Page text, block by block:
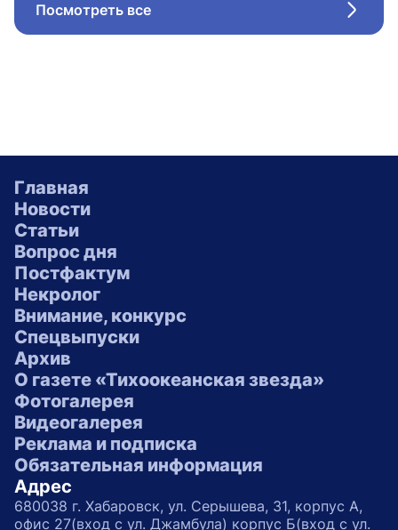
Посмотреть все
Главная
Новости
Статьи
Вопрос дня
Постфактум
Некролог
Внимание, конкурс
Спецвыпуски
Архив
О газете «Тихоокеанская звезда»
Фотогалерея
Видеогалерея
Реклама и подписка
Обязательная информация
Адрес
680038 г. Хабаровск, ул. Серышева, 31, корпус А,
офис 27(вход с ул. Джамбула) корпус Б(вход с ул.